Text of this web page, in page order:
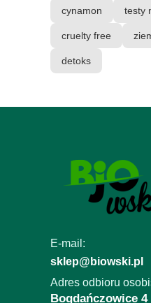
cynamon testy
cruelty free
detoks
E-mail:
sklep@biowski.pl
Adres odbioru
Bogdańczowice 4